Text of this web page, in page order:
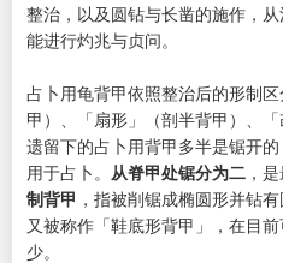
整治，以及圆钻与长凿的施作，
能进行灼兆与贞问。
占卜用龟背甲依照整治后的形制
甲）、「扇形」（剖半背甲）、
遗留下的占卜用背甲多半是锯开
用于占卜。 从脊甲处锯分为二 ，
制背甲 ，指被削锯成椭圆形并钻
又被称作「鞋底形背甲」，在目
少。